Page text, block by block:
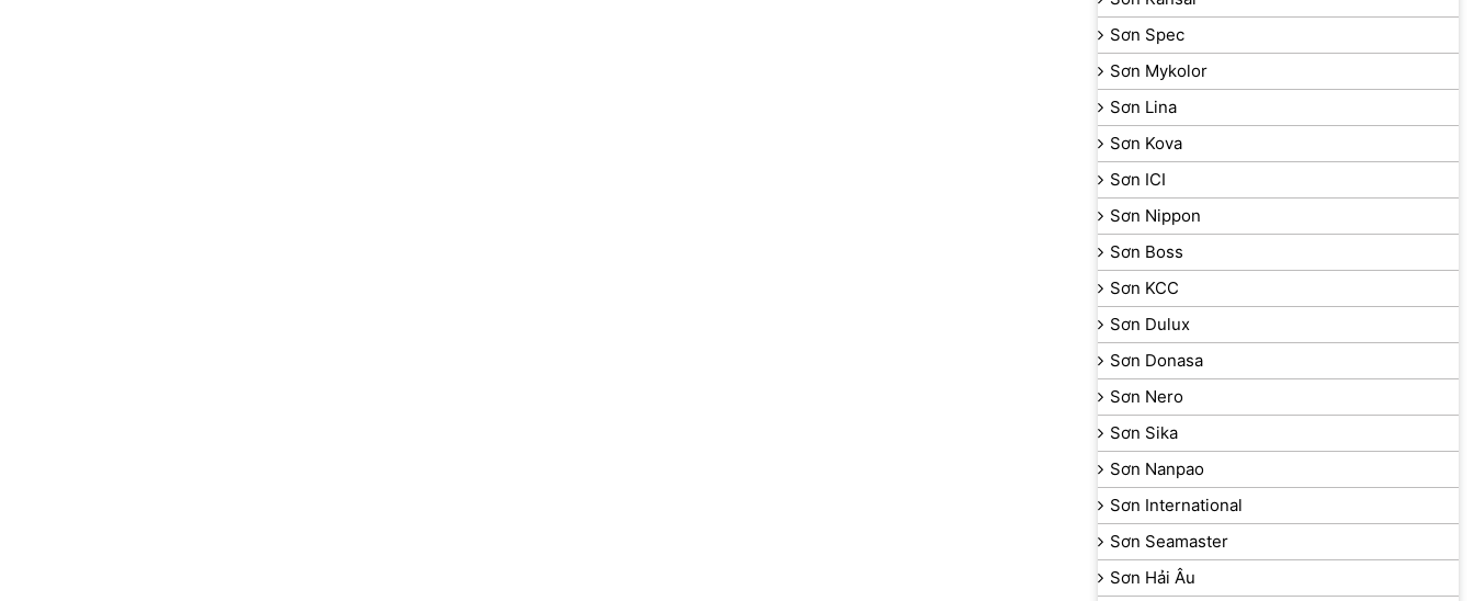
Sơn Spec
Sơn Mykolor
Sơn Lina
Sơn Kova
Sơn ICI
Sơn Nippon
Sơn Boss
Sơn KCC
Sơn Dulux
Sơn Donasa
Sơn Nero
Sơn Sika
Sơn Nanpao
Sơn International
Sơn Seamaster
Sơn Hải Âu